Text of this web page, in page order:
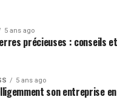
5 ans ago
précieuses : conseils et
5 ans ago
son entreprise en